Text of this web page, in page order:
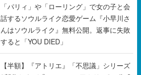
「パリィ」や「ローリング」で女の子と会
話するソウルライク恋愛ゲーム『小早川さ
んはソウルライク』無料公開。返事に失敗
すると「YOU DIED」
【半額】『アトリエ』「不思議」シリーズ